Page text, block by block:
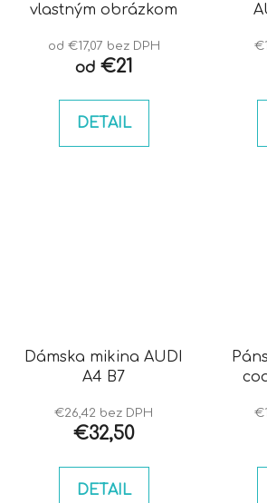
vlastným obrázkom
od €17,07 bez DPH
od€21
DETAIL
Dámska mikina AUDI
A4 B7
€26,42 bez DPH
€32,50
DETAIL